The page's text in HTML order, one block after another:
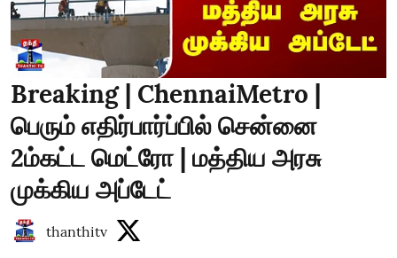
Breaking | ChennaiMetro |
பெரும் எதிர்பார்ப்பில் சென்னை
2ம்கட்ட மெட்ரோ | மத்திய அரசு
முக்கிய அப்டேட்
thanthitv